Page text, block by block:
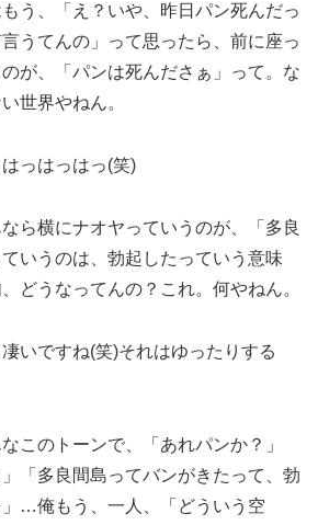
もう、「え？いや、昨日パン死んだっ
うてんの」って思ったら、前に座っ
が、「パンは死んださぁ」って。な
世界やねん。
はっはっはっ(笑)
なら横にナオヤっていうのが、「多良
いうのは、勃起したっていう意味
どうなってんの？これ。何やねん。
凄いですね(笑)それはゆったりする
なこのトーンで、「あれパンか？」
」「多良間島ってバンがきたって、勃
…俺もう、一人、「どういう空